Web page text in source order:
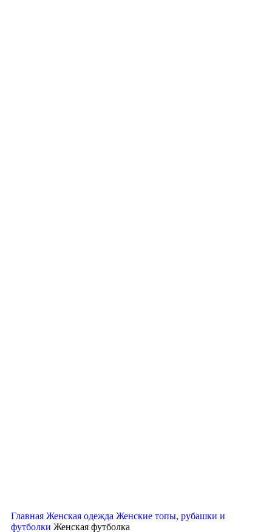
Главная Женская одежда Женские топы, рубашки и
футболки Женская футболка